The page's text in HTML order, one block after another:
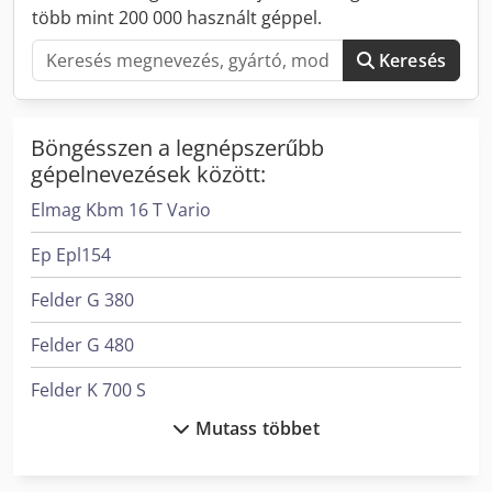
több mint 200 000 használt géppel.
Keresés
Böngésszen a legnépszerűbb
gépelnevezések között:
Elmag Kbm 16 T Vario
Ep Epl154
Felder G 380
Felder G 480
Felder K 700 S
Ford Transit Kombi Mutass többet